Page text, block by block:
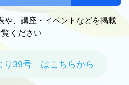
や、講座・イベントなどを掲載
ください
り39号 はこちらから